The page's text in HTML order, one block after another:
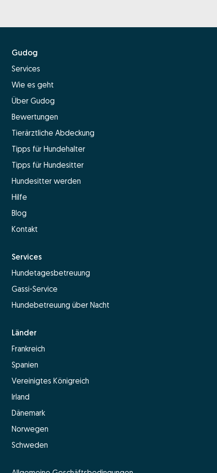
Gudog
Services
Wie es geht
Über Gudog
Bewertungen
Tierärztliche Abdeckung
Tipps für Hundehalter
Tipps für Hundesitter
Hundesitter werden
Hilfe
Blog
Kontakt
Services
Hundetagesbetreuung
Gassi-Service
Hundebetreuung über Nacht
Länder
Frankreich
Spanien
Vereinigtes Königreich
Irland
Dänemark
Norwegen
Schweden